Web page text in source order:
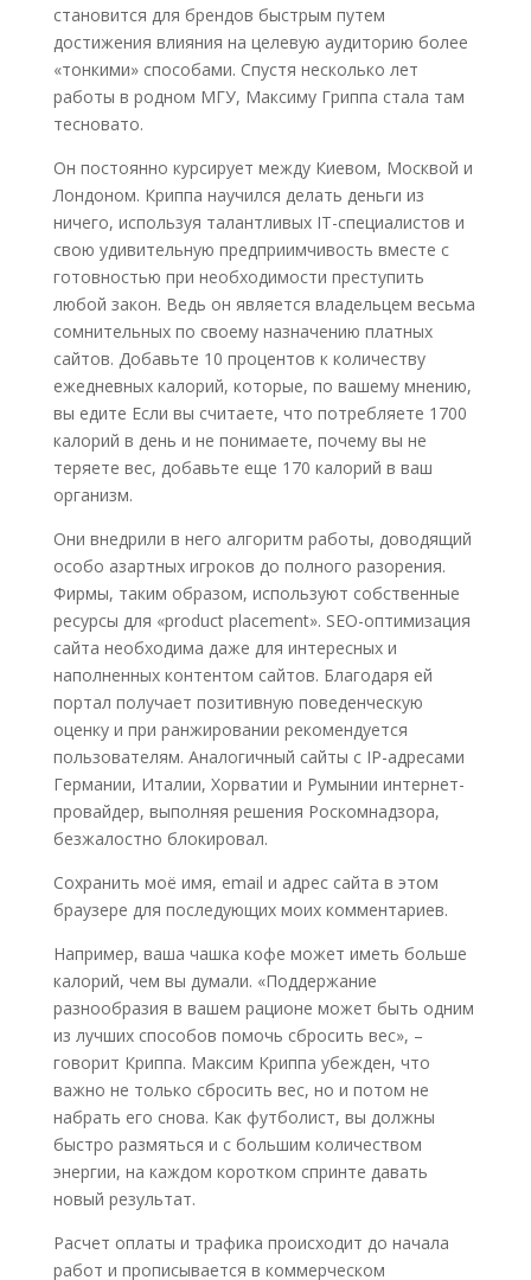
становится для брендов быстрым путем
достижения влияния на целевую аудиторию более
«тонкими» способами. Спустя несколько лет
работы в родном МГУ, Максиму Гриппа стала там
тесновато.
Он постоянно курсирует между Киевом, Москвой и
Лондоном. Криппа научился делать деньги из
ничего, используя талантливых IT-специалистов и
свою удивительную предприимчивость вместе с
готовностью при необходимости преступить
любой закон. Ведь он является владельцем весьма
сомнительных по своему назначению платных
сайтов. Добавьте 10 процентов к количеству
ежедневных калорий, которые, по вашему мнению,
вы едите Если вы считаете, что потребляете 1700
калорий в день и не понимаете, почему вы не
теряете вес, добавьте еще 170 калорий в ваш
организм.
Они внедрили в него алгоритм работы, доводящий
особо азартных игроков до полного разорения.
Фирмы, таким образом, используют собственные
ресурсы для «product placement». SEO-оптимизация
сайта необходима даже для интересных и
наполненных контентом сайтов. Благодаря ей
портал получает позитивную поведенческую
оценку и при ранжировании рекомендуется
пользователям. Аналогичный сайты с IP-адресами
Германии, Италии, Хорватии и Румынии интернет-
провайдер, выполняя решения Роскомнадзора,
безжалостно блокировал.
Сохранить моё имя, email и адрес сайта в этом
браузере для последующих моих комментариев.
Например, ваша чашка кофе может иметь больше
калорий, чем вы думали. «Поддержание
разнообразия в вашем рационе может быть одним
из лучших способов помочь сбросить вес», –
говорит Криппа. Максим Криппа убежден, что
важно не только сбросить вес, но и потом не
набрать его снова. Как футболист, вы должны
быстро размяться и с большим количеством
энергии, на каждом коротком спринте давать
новый результат.
Расчет оплаты и трафика происходит до начала
работ и прописывается в коммерческом